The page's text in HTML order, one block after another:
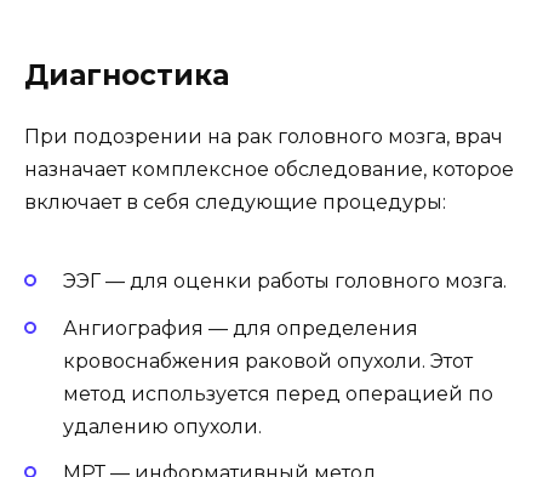
Диагностика
При подозрении на рак головного мозга, врач
назначает комплексное обследование, которое
включает в себя следующие процедуры:
ЭЭГ — для оценки работы головного мозга.
Ангиография — для определения
кровоснабжения раковой опухоли. Этот
метод используется перед операцией по
удалению опухоли.